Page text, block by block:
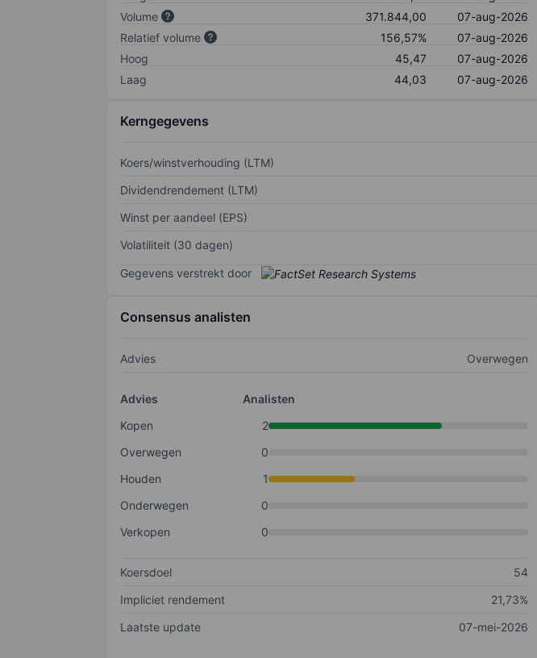
Volume
371.844,00
07-aug-2026
Relatief volume
156,57%
07-aug-2026
Hoog
45,47
07-aug-2026
Laag
44,03 07-aug-2026
Kerngegevens
Koers/winstverhouding (LTM)
Dividendrendement (LTM)
Winst per aandeel (EPS)
Volatiliteit (30 dagen)
Gegevens verstrekt door
Consensus analisten
Advies Overwegen
Advies
Analisten
Kopen
2
Overwegen
0
Houden
1
Onderwegen
0
Verkopen
0
Koersdoel
54
Impliciet rendement
21,73%
Laatste update
07-mei-2026